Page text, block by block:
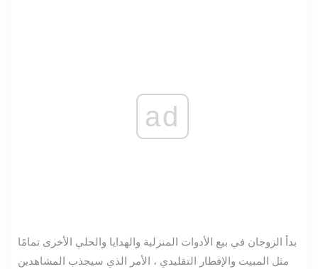
ad
بدأ الزوجان في بيع الأدوات المنزلية والهدايا والحلي الأخرى تمامًا
مثل المبيت والإفطار التقليدي ، الأمر الذي سيجذب المشاهدين